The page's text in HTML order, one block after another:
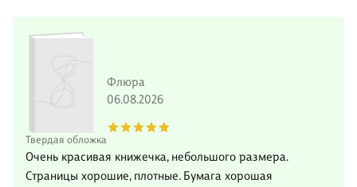
Твердая обложка
Флюра
06.08.2026
Очень красивая книжечка, небольшого размера.
Страницы хорошие, плотные. Бумага хорошая